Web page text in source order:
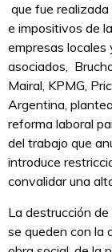
que fue
e impositivos de
empresas locales
asociados,
Mairal, KPMG,
Argentina,
reforma laboral
del trabajo que
introduce
convalidar una
La destrucción
se queden con la